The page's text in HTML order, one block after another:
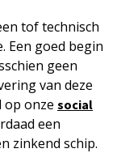
tof technisch
Een goed begin
geen
van deze
op onze social
een
zinkend schip.